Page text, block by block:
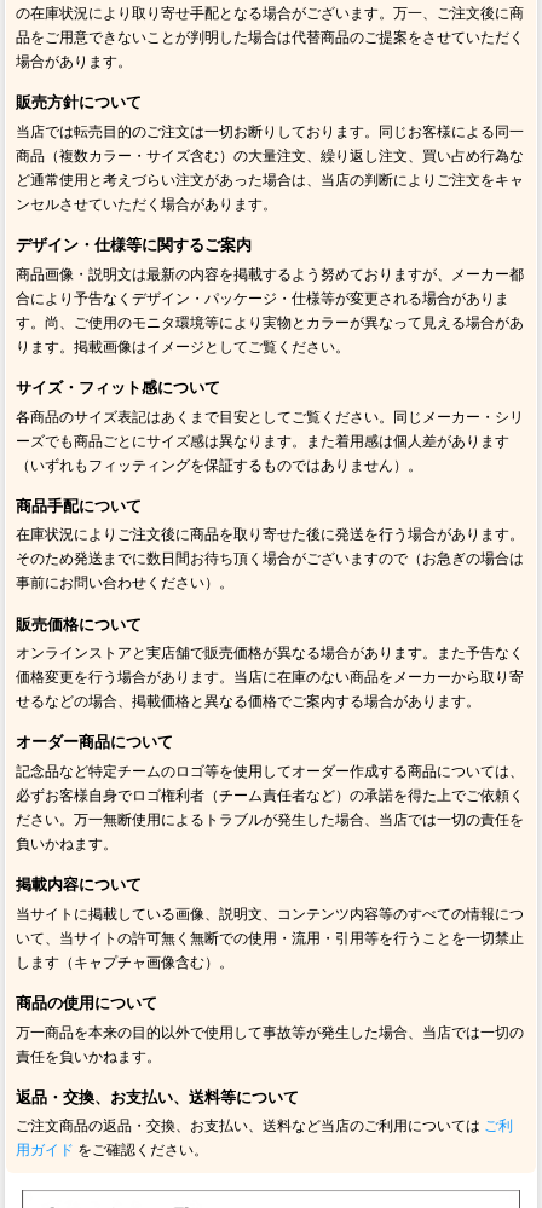
の在庫状況により取り寄せ手配となる場合がございます。万一、ご注文後に商
品をご用意できないことが判明した場合は代替商品のご提案をさせていただく
場合があります。
販売方針について
当店では転売目的のご注文は一切お断りしております。同じお客様による同一
商品（複数カラー・サイズ含む）の大量注文、繰り返し注文、買い占め行為な
ど通常使用と考えづらい注文があった場合は、当店の判断によりご注文をキャ
ンセルさせていただく場合があります。
デザイン・仕様等に関するご案内
商品画像・説明文は最新の内容を掲載するよう努めておりますが、メーカー都
合により予告なくデザイン・パッケージ・仕様等が変更される場合がありま
す。尚、ご使用のモニタ環境等により実物とカラーが異なって見える場合があ
ります。掲載画像はイメージとしてご覧ください。
サイズ・フィット感について
各商品のサイズ表記はあくまで目安としてご覧ください。同じメーカー・シリ
ーズでも商品ごとにサイズ感は異なります。また着用感は個人差があります
（いずれもフィッティングを保証するものではありません）。
商品手配について
在庫状況によりご注文後に商品を取り寄せた後に発送を行う場合があります。
そのため発送までに数日間お待ち頂く場合がございますので（お急ぎの場合は
事前にお問い合わせください）。
販売価格について
オンラインストアと実店舗で販売価格が異なる場合があります。また予告なく
価格変更を行う場合があります。当店に在庫のない商品をメーカーから取り寄
せるなどの場合、掲載価格と異なる価格でご案内する場合があります。
オーダー商品について
記念品など特定チームのロゴ等を使用してオーダー作成する商品については、
必ずお客様自身でロゴ権利者（チーム責任者など）の承諾を得た上でご依頼く
ださい。万一無断使用によるトラブルが発生した場合、当店では一切の責任を
負いかねます。
掲載内容について
当サイトに掲載している画像、説明文、コンテンツ内容等のすべての情報につ
いて、当サイトの許可無く無断での使用・流用・引用等を行うことを一切禁止
します（キャプチャ画像含む）。
商品の使用について
万一商品を本来の目的以外で使用して事故等が発生した場合、当店では一切の
責任を負いかねます。
返品・交換、お支払い、送料等について
ご注文商品の返品・交換、お支払い、送料など当店のご利用については ご利
用ガイド をご確認ください。